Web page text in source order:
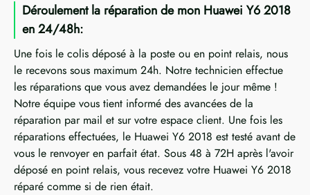
Déroulement la réparation de mon Huawei Y6 2018
en 24/48h:
Une fois le colis déposé à la poste ou en point relais, nous
le recevons sous maximum 24h. Notre technicien effectue
les réparations que vous avez demandées le jour même !
Notre équipe vous tient informé des avancées de la
réparation par mail et sur votre espace client. Une fois les
réparations effectuées, le Huawei Y6 2018 est testé avant de
vous le renvoyer en parfait état. Sous 48 à 72H après l'avoir
déposé en point relais, vous recevez votre Huawei Y6 2018
réparé comme si de rien était.